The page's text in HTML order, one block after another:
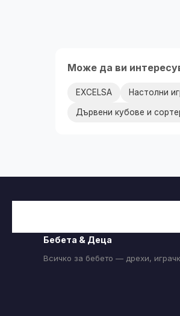
Може да ви
EXCELSA Настолни
Дървени кубове и
Бебета & Деца
Всичко за бебето — дрехи,